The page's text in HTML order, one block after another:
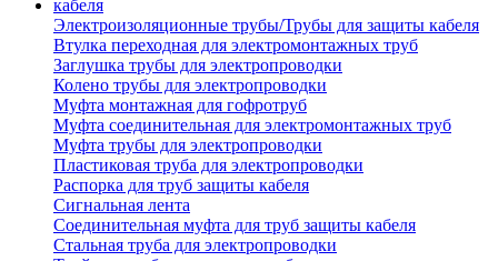
Электроизоляционные трубы/Трубы для защиты кабеля
Втулка переходная для электромонтажных труб
Заглушка трубы для электропроводки
Колено трубы для электропроводки
Муфта монтажная для гофротруб
Муфта соединительная для электромонтажных труб
Муфта трубы для электропроводки
Пластиковая труба для электропроводки
Распорка для труб защиты кабеля
Сигнальная лента
Соединительная муфта для труб защиты кабеля
Стальная труба для электропроводки